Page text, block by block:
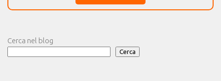
Cerca nel blog
Cerca